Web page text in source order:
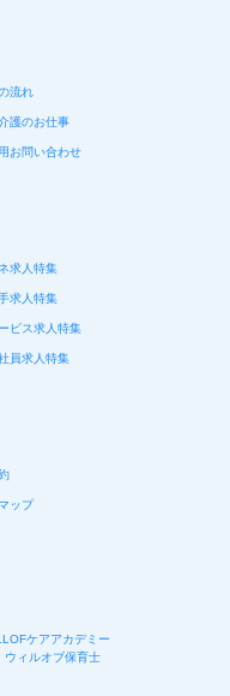
流れ
護のお仕事
お問い合わせ
求人特集
求人特集
ビス求人特集
員求人特集
ップ
ケアアカデミー
ウィルオブ保育士